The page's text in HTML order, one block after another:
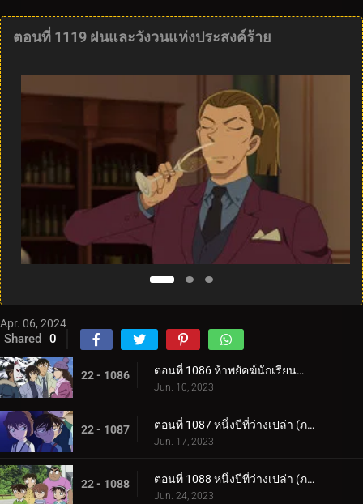
ตอนที่ 1119 ฝนและวังวนแห่งประสงค์ร้าย
Apr. 06, 2024
Shared 0
22 - 1086 ตอนที่ 1086 ห้าพยัคฆ์นักเรียนตำรวจ Wild Police Story CASE.มัตสึดะ จิมเปย์
Jun. 10, 2023
22 - 1087 ตอนที่ 1087 หนึ่งปีที่ว่างเปล่า (ภาคแรก)
Jun. 17, 2023
22 - 1088 ตอนที่ 1088 หนึ่งปีที่ว่างเปล่า (ภาคจบ)
Jun. 24, 2023